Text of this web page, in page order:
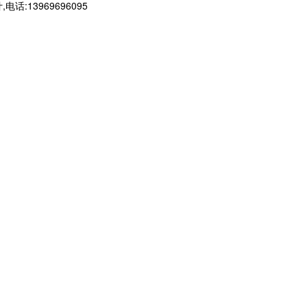
,电话:13969696095